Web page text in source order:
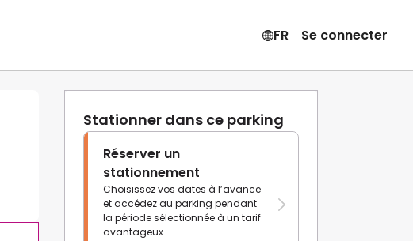
FR Se connecter
Stationner dans ce parking
Réserver un
stationnement
Choisissez vos dates à l’avance
et accédez au parking pendant
la période sélectionnée à un tarif
avantageux.